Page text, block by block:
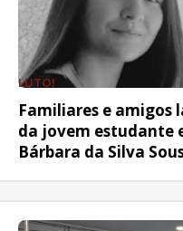
LUTO!
Familiares e
da jovem estudante
Bárbara da Silva